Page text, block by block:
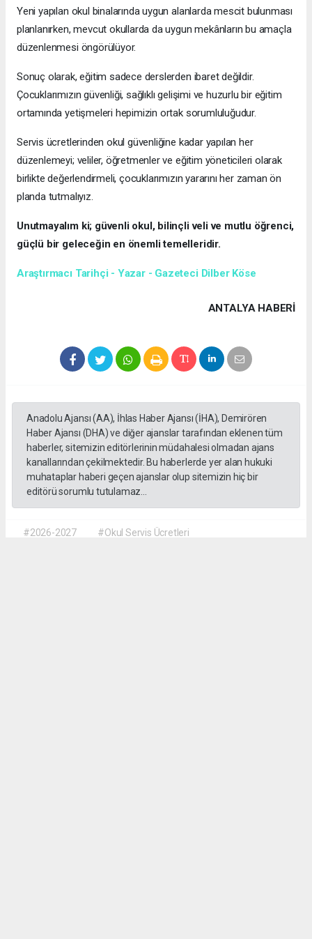
Yeni yapılan okul binalarında uygun alanlarda mescit bulunması
planlanırken, mevcut okullarda da uygun mekânların bu amaçla
düzenlenmesi öngörülüyor.
Sonuç olarak, eğitim sadece derslerden ibaret değildir.
Çocuklarımızın güvenliği, sağlıklı gelişimi ve huzurlu bir eğitim
ortamında yetişmeleri hepimizin ortak sorumluluğudur.
Servis ücretlerinden okul güvenliğine kadar yapılan her
düzenlemeyi; veliler, öğretmenler ve eğitim yöneticileri olarak
birlikte değerlendirmeli, çocuklarımızın yararını her zaman ön
planda tutmalıyız.
Unutmayalım ki; güvenli okul, bilinçli veli ve mutlu öğrenci,
güçlü bir geleceğin en önemli temelleridir.
Araştırmacı Tarihçi - Yazar - Gazeteci Dilber Köse
ANTALYA HABERİ
Anadolu Ajansı (AA), İhlas Haber Ajansı (İHA), Demirören
Haber Ajansı (DHA) ve diğer ajanslar tarafından eklenen tüm
haberler, sitemizin editörlerinin müdahalesi olmadan ajans
kanallarından çekilmektedir. Bu haberlerde yer alan hukuki
muhataplar haberi geçen ajanslar olup sitemizin hiç bir
editörü sorumlu tutulamaz...
#2026-2027
#Okul Servis Ücretleri